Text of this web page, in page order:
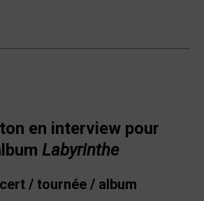
en interview pour
Labyrinthe
/ tournée / album